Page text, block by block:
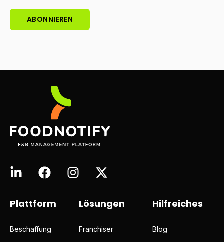
Plattform
Beschaffung
Lösungen
Franchiser
Hilfreiches
Blog